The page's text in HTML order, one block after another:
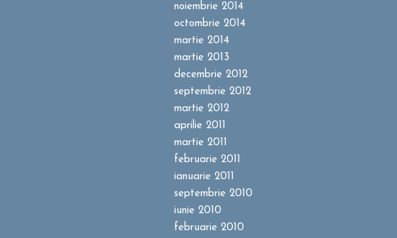
noiembrie 2014
octombrie 2014
martie 2014
martie 2013
decembrie 2012
septembrie 2012
martie 2012
aprilie 2011
martie 2011
februarie 2011
ianuarie 2011
septembrie 2010
iunie 2010
februarie 2010